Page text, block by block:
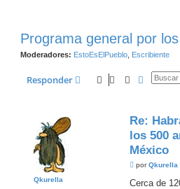
Programa general por
Moderadores: EstoEsElPueblo Escribiente
Responder Buscar
Qkurella
Re:
los 500
México
M
n
porQkurella
Cerca de